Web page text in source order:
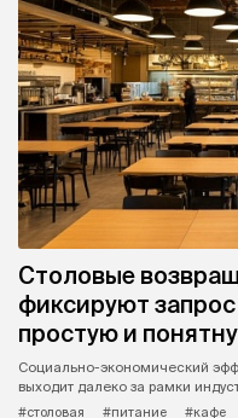
Столовые
фиксируют
простую и
Социально-экономический
выходит далеко за рамки
#столовая
#питание #кафе